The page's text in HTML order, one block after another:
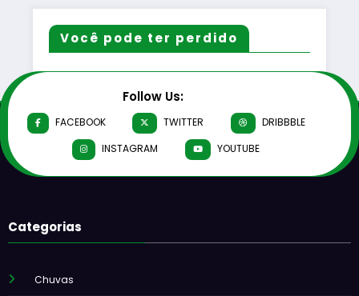
Você pode ter perdido
Follow Us:
FACEBOOK TWITTER
DRIBBBLE
INSTAGRAM
YOUTUBE
Categorias
Chuvas